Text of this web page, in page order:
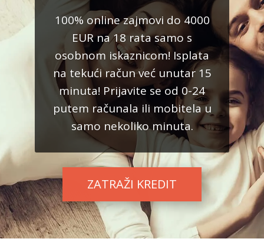
100% online zajmovi do 4000
EUR na 18 rata samo s
osobnom iskaznicom! Isplata
na tekući račun već unutar 15
minuta! Prijavite se od 0-24
putem računala ili mobitela u
samo nekoliko minuta.
ZATRAŽI KREDIT